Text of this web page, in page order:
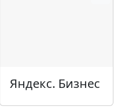
Яндекс. Бизнес